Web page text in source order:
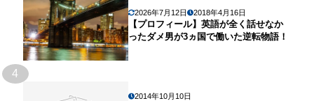
2026年7月12日 2018年4月16日
【プロフィール】英語が全く話せなか
ったダメ男が3ヵ国で働いた逆転物語！
4
2014年10月10日